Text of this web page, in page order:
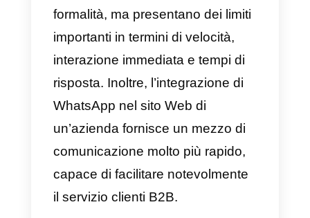
e aver portato delle proposte alla
trattativa.Il trattamento delle
informazioni sarà determinante
nel suo esito, oltre alle
competenze della persona che
deve presiedere il procedimento.
Come offrire un buon